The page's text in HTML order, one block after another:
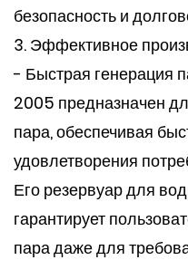
безопасность и
3. Эффективное
- Быстрая генерация
2005 предназначен
пара, обеспечивая
удовлетворения
Его резервуар для
гарантирует
пара даже для